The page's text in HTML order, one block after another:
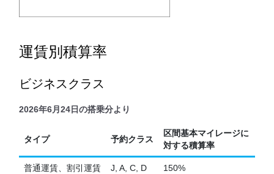
運賃別積算率
ビジネスクラス
2026年6月24日の搭乗分より
タイプ 予約クラス
区間基本マイレージに
対する積算率
普通運賃、割引運賃 J, A, C, D 150%